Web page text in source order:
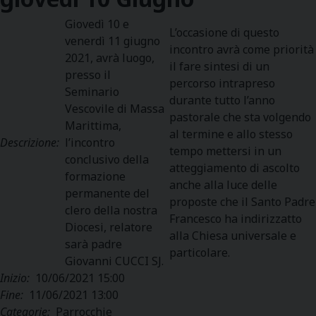
Descrizione:
Giovedì 10 e
venerdì 11 giugno
2021, avrà luogo,
presso il
Seminario
Vescovile di Massa
Marittima,
l’incontro
conclusivo della
formazione
permanente del
clero della nostra
Diocesi, relatore
sarà padre
Giovanni CUCCI SJ.
L’occasione di questo
incontro avrà come priorità
il fare sintesi di un
percorso intrapreso
durante tutto l’anno
pastorale che sta volgendo
al termine e allo stesso
tempo mettersi in un
atteggiamento di ascolto
anche alla luce delle
proposte che il Santo Padre
Francesco ha indirizzatto
alla Chiesa universale e
particolare.
Inizio: 10/06/2021 15:00
Fine: 11/06/2021 13:00
Categorie: Parrocchie